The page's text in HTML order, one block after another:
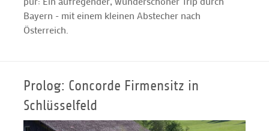
Bayern - mit einem kleinen Abstecher nach
Österreich.
Prolog: Concorde Firmensitz in
Schlüsselfeld